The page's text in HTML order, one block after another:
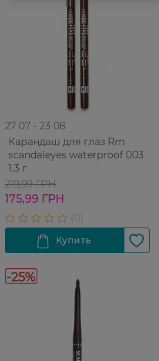
27 07 - 23 08
Карандаш для глаз Rm
scandaleyes waterproof 003
1.3 г
219,99 ГРН
175,99 ГРН
-25%